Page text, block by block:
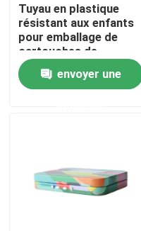
Contrôle de qualité
Contactez-nous
Cas
Tuyau en plastique
résistant aux enfants
pour emballage de
cartouches de
vapotage de 0,5 ml à 1
ml
envoyer une